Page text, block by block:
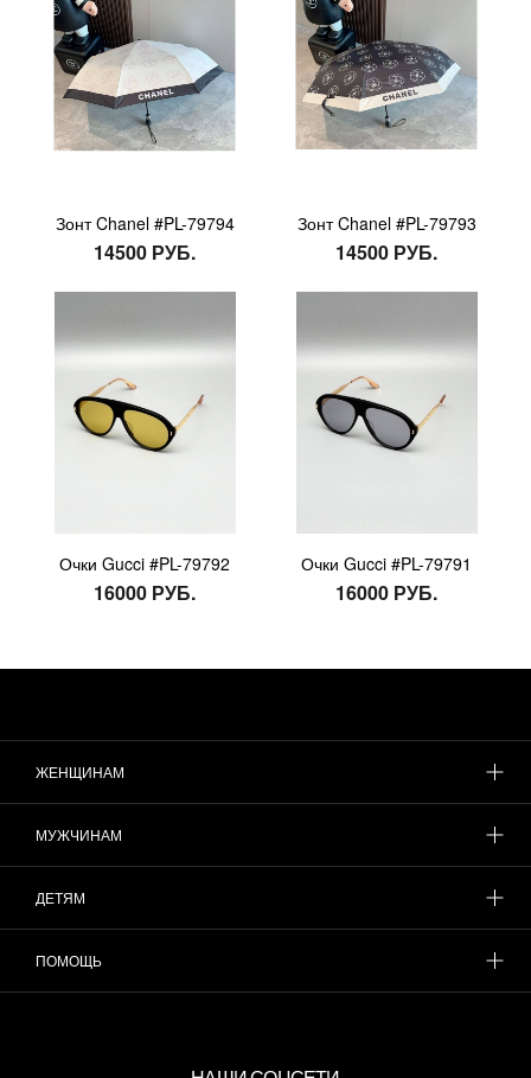
Зонт Chanel #PL-79794
14500 РУБ.
Зонт Chanel #PL-79793
14500 РУБ.
Очки Gucci #PL-79792
16000 РУБ.
Очки Gucci #PL-79791
16000 РУБ.
ЖЕНЩИНАМ
МУЖЧИНАМ
ДЕТЯМ
ПОМОЩЬ